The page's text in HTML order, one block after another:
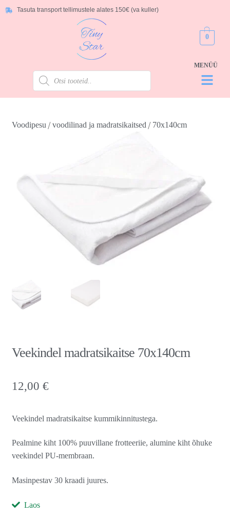
Tasuta transport tellimustele alates 150€ (va kuller)
0
Voodipesu/voodilinad ja madratsikaitsed/ 70x140cm
Veekindel madratsikaitse 70x140cm
12,00 €
Veekindel madratsikaitse kummikinnitustega.
Pealmine kiht 100% puuvillane frotteeriie, alumine kiht õhuke
veekindel PU-membraan.
Masinpestav 30 kraadi juures.
Laos